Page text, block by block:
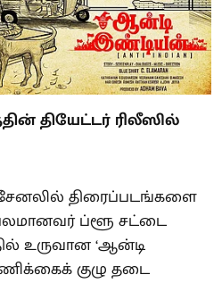
தியேட்டர் ரிலீஸில்
சேனலில் திரைப்படங்களை
ப்ளூ சட்டை
உருவான ‘ஆன்டி
குழு தடை